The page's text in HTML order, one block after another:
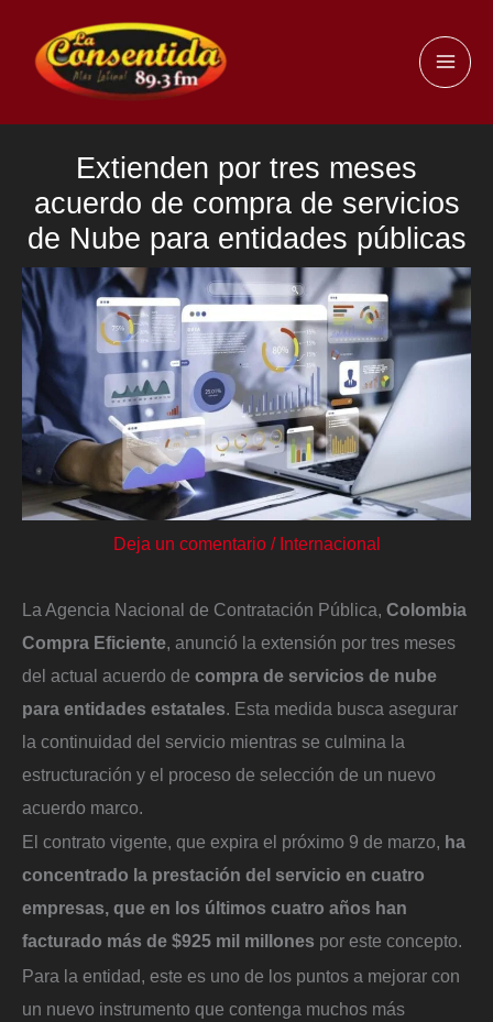
contenido
Extienden por tres meses
acuerdo de compra de servicios
de Nube para entidades públicas
Deja un comentario / Internacional
La Agencia Nacional de Contratación Pública, Colombia
Compra Eficiente, anunció la extensión por tres meses
del actual acuerdo de compra de servicios de nube
para entidades estatales. Esta medida busca asegurar
la continuidad del servicio mientras se culmina la
estructuración y el proceso de selección de un nuevo
acuerdo marco.
El contrato vigente, que expira el próximo 9 de marzo, ha
concentrado la prestación del servicio en cuatro
empresas, que en los últimos cuatro años han
facturado más de $925 mil millones por este concepto.
Para la entidad, este es uno de los puntos a mejorar con
un nuevo instrumento que contenga muchos más